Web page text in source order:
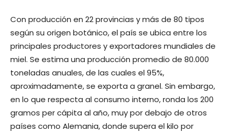
Con producción en 22 provincias y más de 80 tipos
según su origen botánico, el país se ubica entre los
principales productores y exportadores mundiales de
miel. Se estima una producción promedio de 80.000
toneladas anuales, de las cuales el 95%,
aproximadamente, se exporta a granel. Sin embargo,
en lo que respecta al consumo interno, ronda los 200
gramos per cápita al año, muy por debajo de otros
países como Alemania, donde supera el kilo por